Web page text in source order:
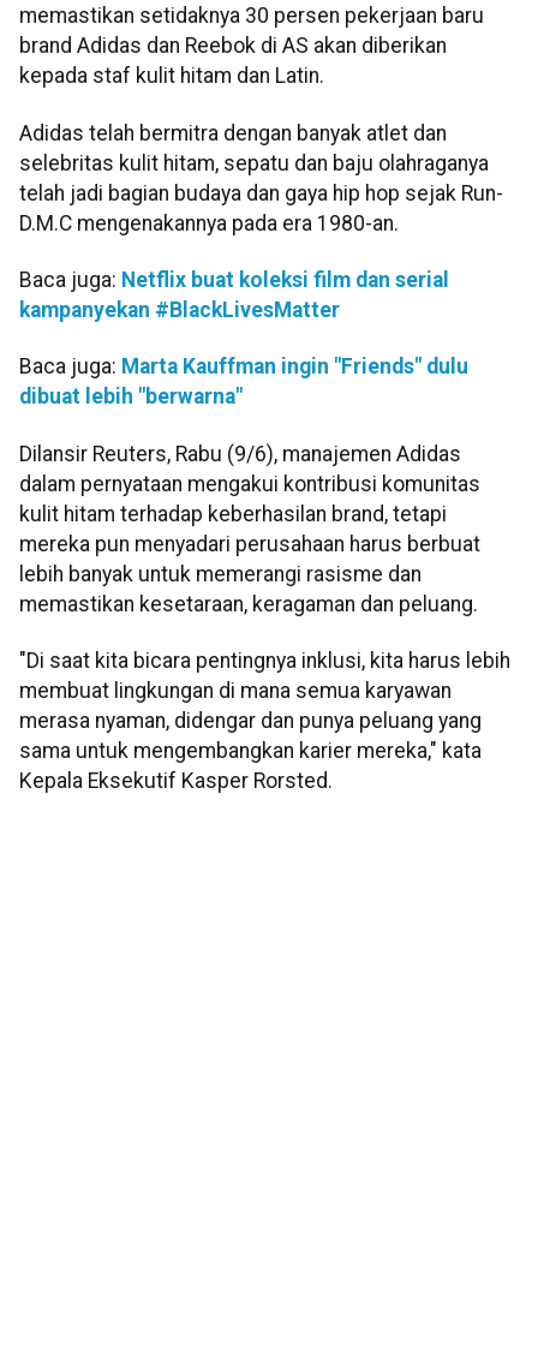
memastikan setidaknya 30 persen pekerjaan baru
brand Adidas dan Reebok di AS akan diberikan
kepada staf kulit hitam dan Latin.
Adidas telah bermitra dengan banyak atlet dan
selebritas kulit hitam, sepatu dan baju olahraganya
telah jadi bagian budaya dan gaya hip hop sejak Run-
D.M.C mengenakannya pada era 1980-an.
Baca juga: Netflix buat koleksi film dan serial
kampanyekan #BlackLivesMatter
Baca juga: Marta Kauffman ingin "Friends" dulu
dibuat lebih "berwarna"
Dilansir Reuters, Rabu (9/6), manajemen Adidas
dalam pernyataan mengakui kontribusi komunitas
kulit hitam terhadap keberhasilan brand, tetapi
mereka pun menyadari perusahaan harus berbuat
lebih banyak untuk memerangi rasisme dan
memastikan kesetaraan, keragaman dan peluang.
"Di saat kita bicara pentingnya inklusi, kita harus lebih
membuat lingkungan di mana semua karyawan
merasa nyaman, didengar dan punya peluang yang
sama untuk mengembangkan karier mereka," kata
Kepala Eksekutif Kasper Rorsted.